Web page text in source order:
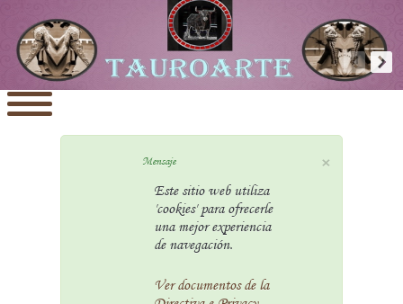
×
Mensaje
Este sitio web utiliza
'cookies' para ofrecerle
una mejor experiencia
de navegación.
Ver documentos de la